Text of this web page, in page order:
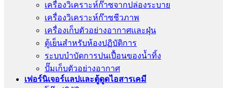
เครื่องวิเคราะห์ก๊าซจากปล่องระบาย
เครื่องวิเคราะห์ก๊าซชีวภาพ
เครื่องเก็บตัวอย่างอากาศเเละฝุ่น
ตู้เย็นสำหรับห้องปฏิบัติการ
ระบบบำบัดการปนเปื้อนของน้ำทิ้ง
ปั๊มเก็บตัวอย่างอากาศ
เฟอร์นิเจอร์แลปและตู้ดูดไอสารเคมี